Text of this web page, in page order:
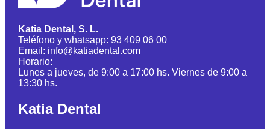
Katia Dental, S. L.
Teléfono y whatsapp: 93 409 06 00
Email: info@katiadental.com
Horario:
Lunes a jueves, de 9:00 a 17:00 hs. Viernes de 9:00 a
13:30 hs.
Katia Dental